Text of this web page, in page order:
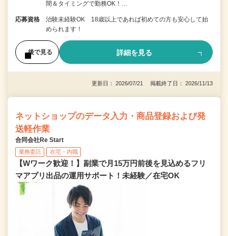
間＆タイミングで勤務OK！…
応募資格
治験未経験OK 18歳以上であれば初めての方も安心して始
められます！
後で見る 詳細を見る
更新日： 2026/07/21 掲載終了日： 2026/11/13
ネットショップのデータ入力・商品登録および発
送軽作業
合同会社Re Start
業務委託 在宅・内職
【Wワーク歓迎！】副業で月15万円前後を見込めるフリ
マアプリ出品の運用サポート！未経験／在宅OK